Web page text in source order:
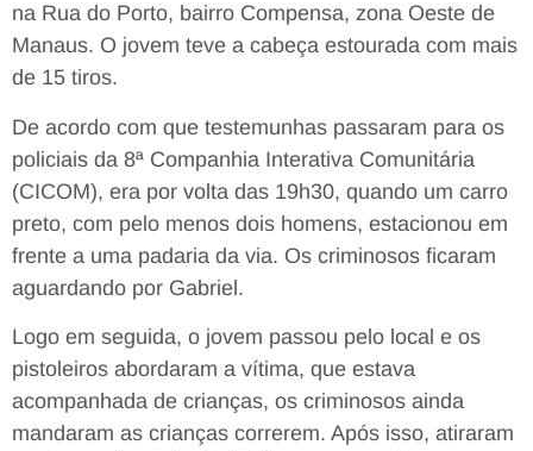
na Rua do Porto, bairro Compensa, zona Oeste de
Manaus. O jovem teve a cabeça estourada com mais
de 15 tiros.
De acordo com que testemunhas passaram para os
policiais da 8ª Companhia Interativa Comunitária
(CICOM), era por volta das 19h30, quando um carro
preto, com pelo menos dois homens, estacionou em
frente a uma padaria da via. Os criminosos ficaram
aguardando por Gabriel.
Logo em seguida, o jovem passou pelo local e os
pistoleiros abordaram a vítima, que estava
acompanhada de crianças, os criminosos ainda
mandaram as crianças correrem. Após isso, atiraram